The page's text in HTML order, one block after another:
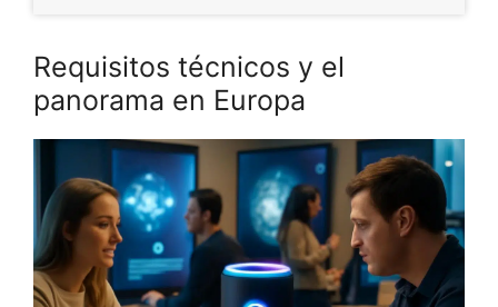
Requisitos técnicos y el
panorama en Europa